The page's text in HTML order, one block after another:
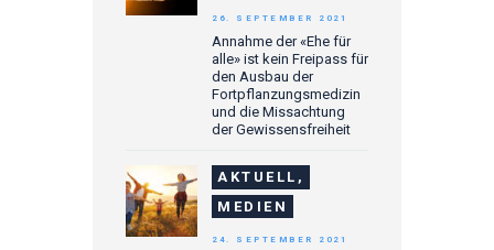
Annahme der «Ehe für
alle» ist kein Freipass für
den Ausbau der
Fortpflanzungsmedizin
und die Missachtung
der Gewissensfreiheit
26. SEPTEMBER 2021
AKTUELL,
MEDIEN
24. SEPTEMBER 2021